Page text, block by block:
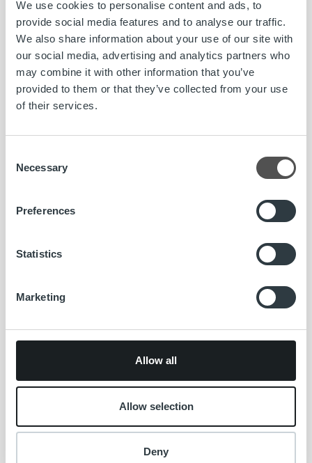
We use cookies to personalise content and ads, to
provide social media features and to analyse our traffic.
We also share information about your use of our site with
our social media, advertising and analytics partners who
may combine it with other information that you’ve
provided to them or that they’ve collected from your use
of their services.
Selection
Necessary
Preferences
Statistics
Marketing
Allow all
Allow selection
Deny
Millaisia työtehtäviä lakimiehet tekevät Ropolla?
– Työ on hyvin monipuolista eikä ikinä voi tietää etukäteen,
mitä päivä tuo tullessaan. Paneudumme muuan muassa
hankalimpiin perintä-, maksukyvyttömyys-, tietosuoja- ja
sopimusasioihin. Lisäksi tehtäviimme kuuluu sisäisten
konsultointi ja henkilöstön kouluttaminen lakiasioissa.
Vastuullamme on myös mahdollisten reklamaatioiden ja
oikeudenkäyntien hoitaminen. Työtehtävämme ovat
etänä, vaikkapa kesämökiltä käsin,
– Lakimiehellä pitää olla hyvät vuorovaikutustaidot sekä
psykologista silmää, sillä asiat pitää osata esittää oikein ja
riittävän hienovaraisesti. Tällöin viestin perillemeno ja paras
ymmärtää, kenelle puhuu ja huomioida kohderyhmä. Me
puhumme harvoin muille juristeille, joten meidän pitää
osata pukea oikeudelliset lakikoukerot ymmärrettävään